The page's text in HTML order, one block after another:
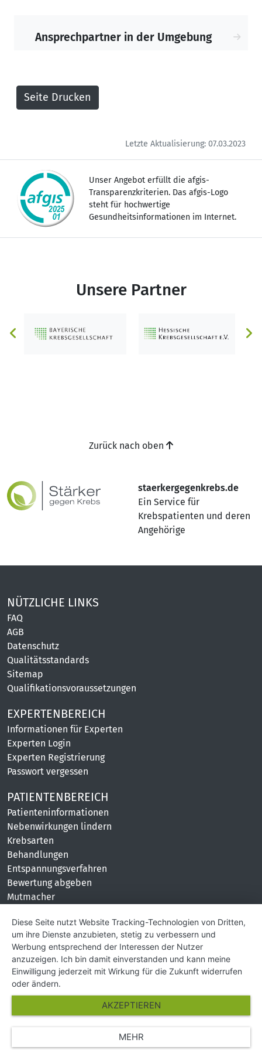
Ansprechpartner in der Umgebung
Letzte Aktualisierung: 07.03.2023
Unser Angebot erfüllt die afgis-
Transparenzkriterien. Das afgis-Logo
steht für hochwertige
Gesundheitsinformationen im Internet.
Unsere Partner
staerkergegenkrebs.de
Ein Service für
Krebspatienten und deren
Angehörige
Zurück nach oben
NÜTZLICHE LINKS
FAQ
AGB
Datenschutz
Qualitätsstandards
Sitemap
Qualifikationsvoraussetzungen
EXPERTENBEREICH
Informationen für Experten
Experten Login
Experten Registrierung
Passwort vergessen
PATIENTENBEREICH
Patienteninformationen
Nebenwirkungen lindern
Krebsarten
Behandlungen
Entspannungsverfahren
Bewertung abgeben
Mutmacher
KONTAKT
Impressum
Hilfe und Kontakt
Partner
Presse
Über Uns
© Copyright 2026 SGK Stärker gegen Krebs
Diese Seite nutzt Website Tracking-Technologien von Dritten,
um ihre Dienste anzubieten, stetig zu verbessern und
Werbung entsprechend der Interessen der Nutzer
anzuzeigen. Ich bin damit einverstanden und kann meine
Einwilligung jederzeit mit Wirkung für die Zukunft widerrufen
oder ändern.
AKZEPTIEREN
MEHR